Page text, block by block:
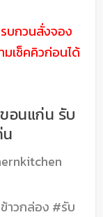
บกวนสั่งจอง
เช็คคิวก่อนได้
อนแก่น รับ
าวกล่อง #รับ